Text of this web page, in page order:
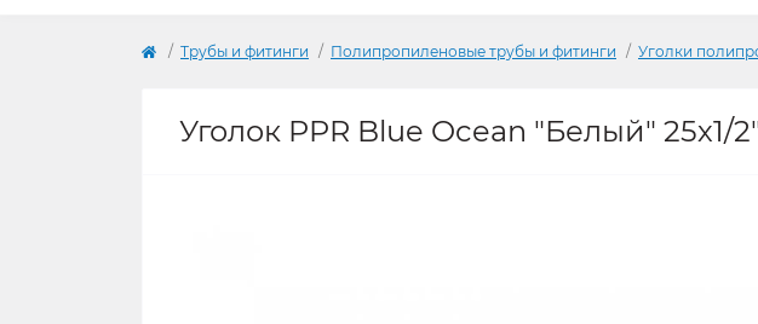
Трубы и фитинги Полипропиленовые трубы и фитинги Уголки
Уголок PPR Blue Ocean "Белый" 25х1/